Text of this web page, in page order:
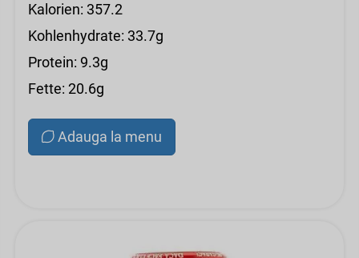
Kalorien: 357.2
Kohlenhydrate: 33.7g
Protein: 9.3g
Fette: 20.6g
Adauga la menu